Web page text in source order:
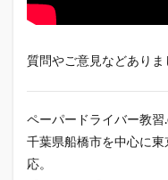
質問やご意見などありま
ペーパードライバー教習
千葉県船橋市を中心に
応。